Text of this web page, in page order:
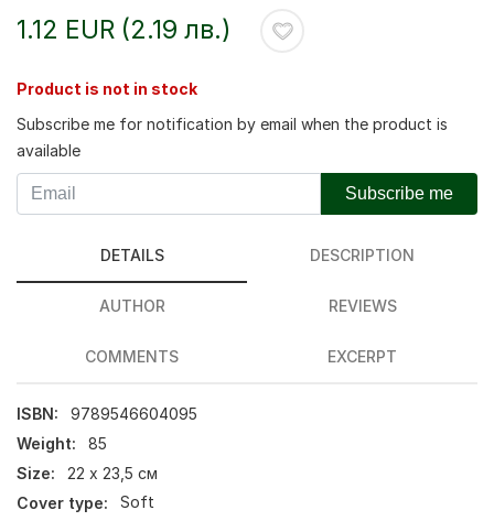
1.12 EUR (2.19 лв.)
Product is not in stock
Subscribe me for notification by email when the product is
available
Subscribe me
DETAILS DESCRIPTION
AUTHOR REVIEWS
COMMENTS EXCERPT
ISBN:
9789546604095
Weight:
85
Size:
22 х 23,5 см
Cover type:
Soft